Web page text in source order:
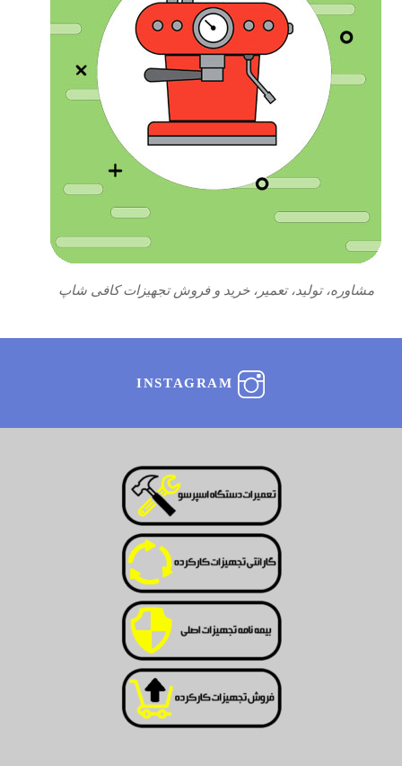
مشاوره، تولید، تعمیر، خرید و فروش تجهیزات کافی شاپ
INSTAGRAM